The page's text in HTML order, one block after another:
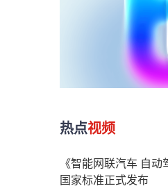
热点视频
《智能网联汽车 自
国家标准正式发布